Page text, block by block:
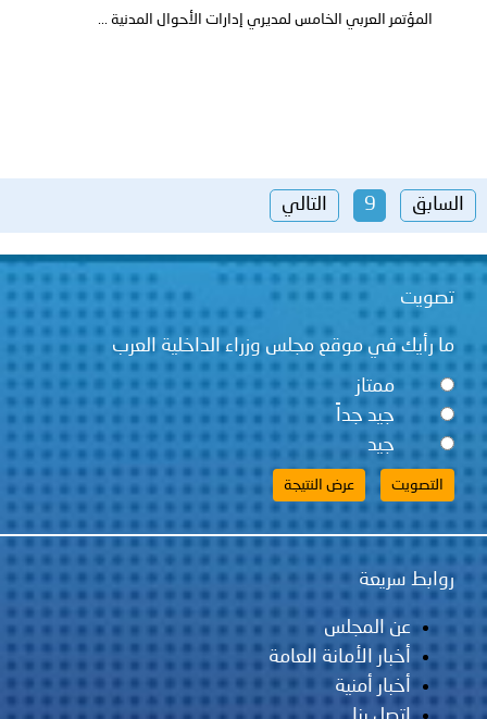
المؤتمر العربي الخامس لمديري إدارات الأحوال المدنية ...
السابق 9 التالي
تصويت
ما رأيك في موقع مجلس وزراء الداخلية العرب
ممتاز
جيد جداً
جيد
روابط سريعة
عن المجلس
أخبار الأمانة العامة
أخبار أمنية